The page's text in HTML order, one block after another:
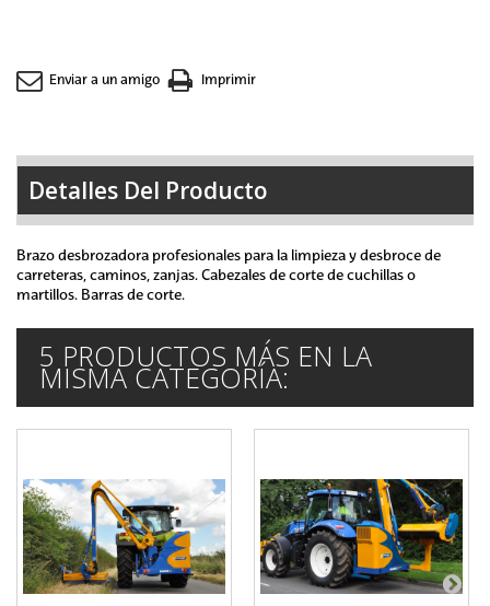
Enviar a un amigo Imprimir
Detalles Del Producto
Brazo desbrozadora profesionales para la limpieza y desbroce de
carreteras, caminos, zanjas. Cabezales de corte de cuchillas o
martillos. Barras de corte.
5 PRODUCTOS MÁS EN LA
MISMA CATEGORÍA: